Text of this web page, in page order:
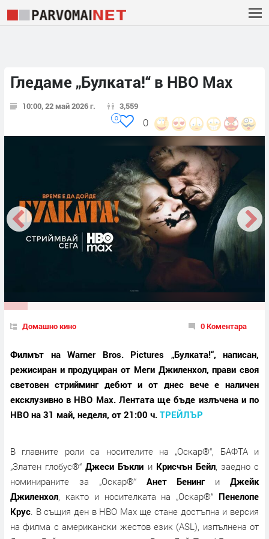
Гледаме „Булката!“ в HBO Max
10:00, 22 май 2026 г. 3,559
0
0
Домашно кино 0 Коментара
Филмът на Warner Bros. Pictures „Булката!“, написан,
режисиран и продуциран от Меги Джиленхол, прави своя
световен стрийминг дебют и от днес вече е наличен
ексклузивно в HBO Max. Лентата ще бъде излъчена и по
HBO на 31 май, неделя, от 21:00 ч. ТРЕЙЛЪР
В главните роли са носителите на „Оскар®“, БАФТА и
„Златен глобус®“ Джеси Бъкли и Крисчън Бейл, заедно с
номинираните за „Оскар®“
Анет Бенинг и
Джейк
Джиленхол , както и носителката на „Оскар®“ Пенелопе
Крус. В същия ден в HBO Max ще стане достъпна и версия
на филма с американски жестов език (ASL), изпълнена от